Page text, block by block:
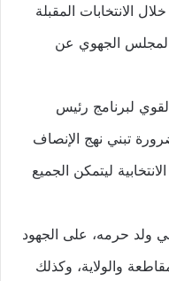
الانتخابات المقبلة
الجهوي عن
لبرنامج رئيس
تبني نهج الإنصاف
ليتمكن الجميع
ولد حرمه، على الجهود
والولاية، وكذلك